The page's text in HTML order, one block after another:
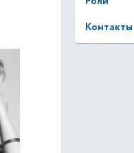
Контакты